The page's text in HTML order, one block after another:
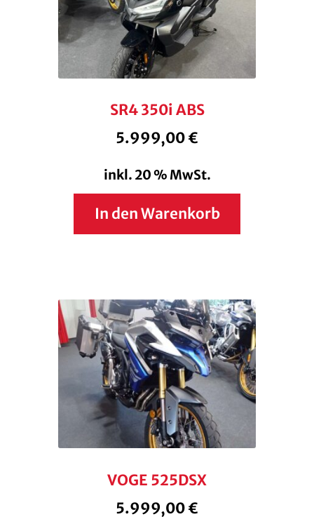
SR4 350i ABS
5.999,00€
inkl. 20 % MwSt.
In den Warenkorb
VOGE 525DSX
5.999,00€